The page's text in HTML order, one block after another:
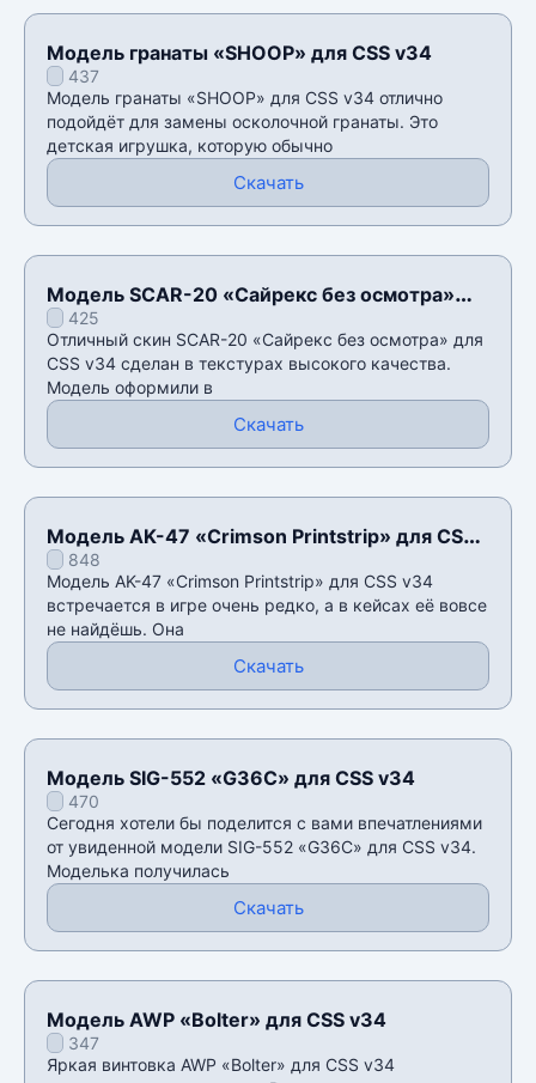
Модель гранаты «SHOOP» для CSS v34
437
Модель гранаты «SHOOP» для CSS v34 отлично
подойдёт для замены осколочной гранаты. Это
детская игрушка, которую обычно
Скачать
Модель SCAR-20 «Сайрекс без осмотра»
для CSS v34
425
Отличный скин SCAR-20 «Сайрекс без осмотра» для
CSS v34 сделан в текстурах высокого качества.
Модель оформили в
Скачать
Модель AK-47 «Crimson Printstrip» для CSS
v34848
Модель AK-47 «Crimson Printstrip» для CSS v34
встречается в игре очень редко, а в кейсах еë вовсе
не найдëшь. Она
Скачать
Модель SIG-552 «G36C» для CSS v34
470
Сегодня хотели бы поделится с вами впечатлениями
от увиденной модели SIG-552 «G36C» для CSS v34.
Моделька получилась
Скачать
Модель AWP «Bolter» для CSS v34
347
Яркая винтовка AWP «Bolter» для CSS v34